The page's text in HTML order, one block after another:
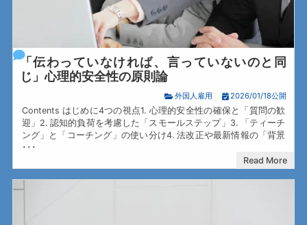
「伝わっていなければ、言っていないのと同
じ」心理的安全性の原則論
外国人雇用 2026/01/18公開
Contents はじめに4つの視点1. 心理的安全性の確保と「質問の歓
迎」2. 認知的負荷を考慮した「スモールステップ」3. 「ティーチ
ング」と「コーチング」の使い分け4. 法改正や最新情報の「背景
･･･
Read More